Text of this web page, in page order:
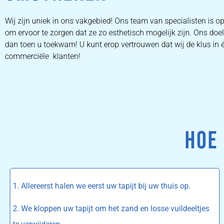
Wij zijn uniek in ons vakgebied! Ons team van specialisten is
om ervoor te zorgen dat ze zo esthetisch mogelijk zijn. Ons
dan toen u toekwam! U kunt erop vertrouwen dat wij de klus in
commerciële klanten!
1. Allereerst halen we eerst uw tapijt bij uw thuis op.
2. We kloppen uw tapijt om het zand en losse vuildeeltjes